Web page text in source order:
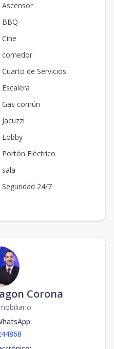
Ascensor
BBQ
Cine
comedor
Cuarto de Servicios
Escalera
Gas común
Jacuzzi
Lobby
Portón Eléctrico
sala
Seguridad 24/7
Corona
: